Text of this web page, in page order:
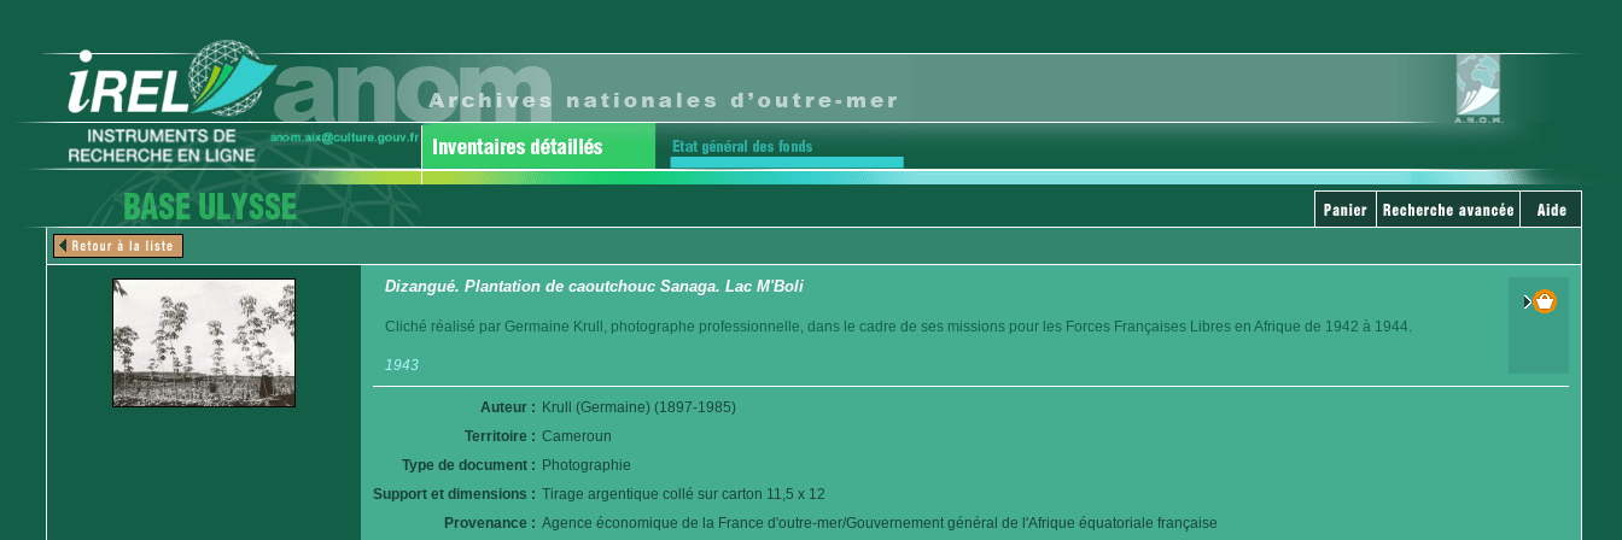
Dizangué. Plantation de caoutchouc Sanaga. Lac M'Boli
Cliché réalisé par Germaine Krull, photographe professionnelle, dans le cadre de ses missions pour les Forces Françaises Libres en Afrique de 1942 à 1944.
1943
Auteur : Krull (Germaine) (1897-1985)
Territoire : Cameroun
Type de document : Photographie
Support et dimensions : Tirage argentique collé sur carton 11,5 x 12
Provenance : Agence économique de la France d'outre-mer/Gouvernement général de l'Afrique équatoriale française